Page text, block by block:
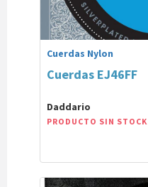
Cuerdas Nylon
Cuerdas EJ46FF
Daddario
PRODUCTO SIN STOCK